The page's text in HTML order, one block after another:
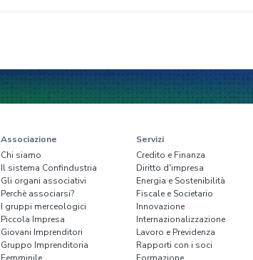
Associazione
Chi siamo
Il sistema Confindustria
Gli organi associativi
Perchè associarsi?
I gruppi merceologici
Piccola Impresa
Giovani Imprenditori
Gruppo Imprenditoria
Servizi
Credito e Finanza
Diritto d'impresa
Energia e Sostenibilità
Fiscale e Societario
Innovazione
Internazionalizzazione
Lavoro e Previdenza
Rapporti con i soci